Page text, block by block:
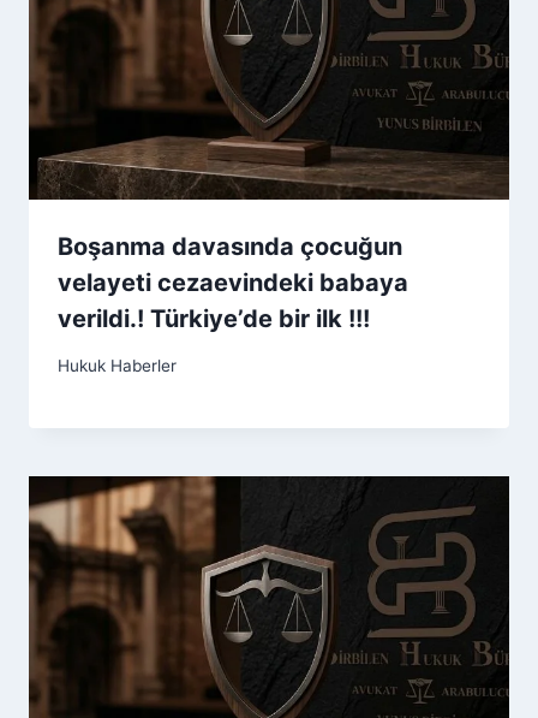
Boşanma davasında çocuğun
velayeti cezaevindeki babaya
verildi.! Türkiye’de bir ilk !!!
Hukuk Haberler